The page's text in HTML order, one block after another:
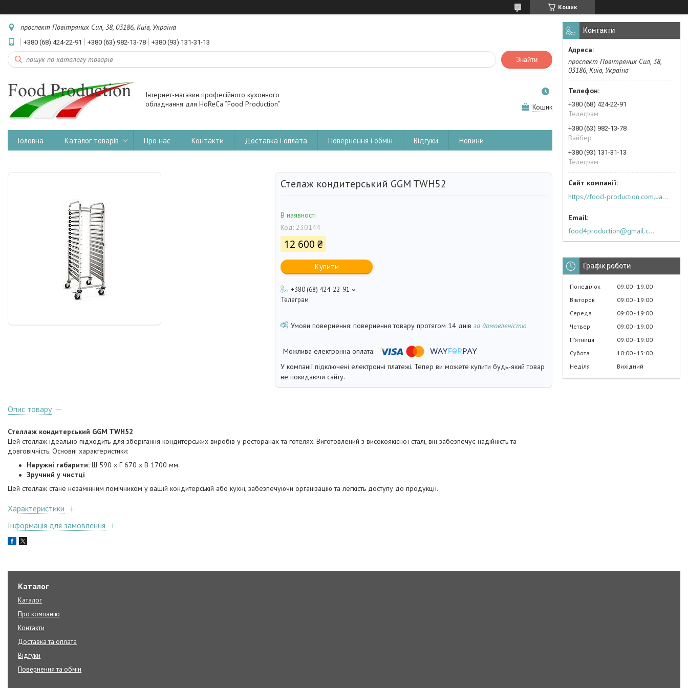
Кошик
проспект Повітряних Сил, 38, 03186, Київ, Україна
+380 (68) 424-22-91 +380 (63) 982-13-78 +380 (93) 131-31-13
Знайти
Інтернет-магазин професійного кухонного
обладнання для HoReCa “Food Production”
Кошик
Головна Каталог товарів Про нас Контакти Доставка і оплата Повернення і обмін Відгуки Новини
Стелаж кондитерський GGM TWH52
В наявності
Код: 230144
12 600 ₴
Купити
+380 (68) 424-22-91
Телеграм
повернення товару протягом 14 днів за домовленістю
У компанії підключені електронні платежі. Тепер ви можете купити будь-який товар
не покидаючи сайту.
Опис товару
Стеллаж кондитерський GGM TWH52
Цей стеллаж ідеально підходить для зберігання кондитерських виробів у ресторанах та готелях. Виготовлений з високоякісної сталі, він забезпечує надійність та
довговічність. Основні характеристики:
Наружні габарити: Ш 590 x Г 670 x В 1700 мм
Зручний у чистці
Цей стеллаж стане незамінним помічником у вашій кондитерській або кухні, забезпечуючи організацію та легкість доступу до продукції.
Характеристики
Інформація для замовлення
Контакти
проспект Повітряних Сил, 38,
03186, Київ, Україна
+380 (68) 424-22-91
Телеграм
+380 (63) 982-13-78
Вайбер
+380 (93) 131-31-13
Телеграм
https://food-production.com.ua/ua/
food4production@gmail.com
Графік роботи
Понеділок 09:00 19:00
Вівторок
09:00 19:00
Середа
09:00 19:00
Четвер
09:00 19:00
Пʼятниця
09:00 19:00
Субота
10:00 15:00
Неділя
Вихідний
Каталог
Каталог
Про компанію
Контакти
Доставка та оплата
Відгуки
Повернення та обмін